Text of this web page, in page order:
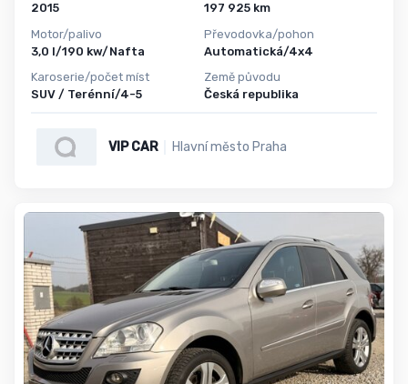
2015
Motor/palivo
3,0 l/190 kw/Nafta
Karoserie/počet míst
SUV / Terénní/4-5
197 925 km
Převodovka/pohon
Automatická/4x4
Země původu
Česká republika
VIP CAR Hlavní město Praha